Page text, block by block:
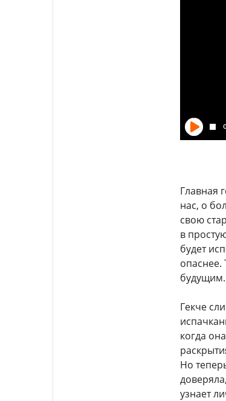
Главная
нас, о
свою
в
будет
опаснее.
будущим.
Гекче
когда
Но
узнает